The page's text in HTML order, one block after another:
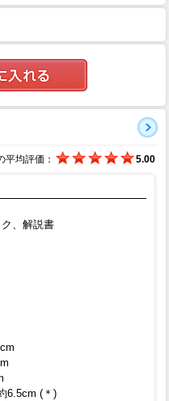
平均評価： 5.00
、解説書
6.5cm (＊)